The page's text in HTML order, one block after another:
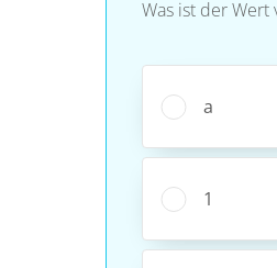
Was ist der Wert
a
1